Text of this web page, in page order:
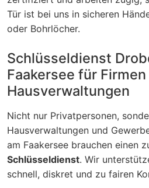
Tür ist bei uns in sicheren
oder Bohrlöcher.
Schlüsseldienst
Faakersee für Firmen
Hausverwaltungen
Nicht nur Privatpersonen,
Hausverwaltungen und
am Faakersee brauchen einen
Schlüsseldienst. Wir
schnell, diskret und zu fairen